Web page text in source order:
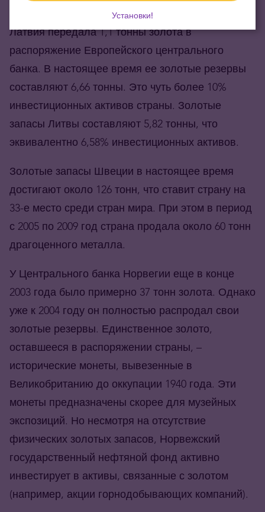
В 2014 году, в рамках присоединения к еврозоне,
Латвия передала 1,1 тонны золота в
распоряжение Европейского центрального
банка. В настоящее время ее золотые резервы
составляют 6,66 тонны. Это чуть более 10%
инвестиционных активов страны. Золотые
запасы Литвы составляют 5,82 тонны, что
эквивалентно 6,58% инвестиционных активов.
Золотые запасы Швеции в настоящее время
достигают около 126 тонн, что ставит страну на
33-е место среди стран мира. При этом в период
с 2005 по 2009 год страна продала около 60 тонн
драгоценного металла.
У Центрального банка Норвегии еще в конце
2003 года было примерно 37 тонн золота. Однако
уже к 2004 году он полностью распродал свои
золотые резервы. Единственное золото,
оставшееся в распоряжении страны, –
исторические монеты, вывезенные в
Великобританию до оккупации 1940 года. Эти
монеты предназначены скорее для музейных
экспозиций. Но несмотря на отсутствие
физических золотых запасов, Норвежский
государственный нефтяной фонд активно
инвестирует в активы, связанные с золотом
(например, акции горнодобывающих компаний).
Установки!